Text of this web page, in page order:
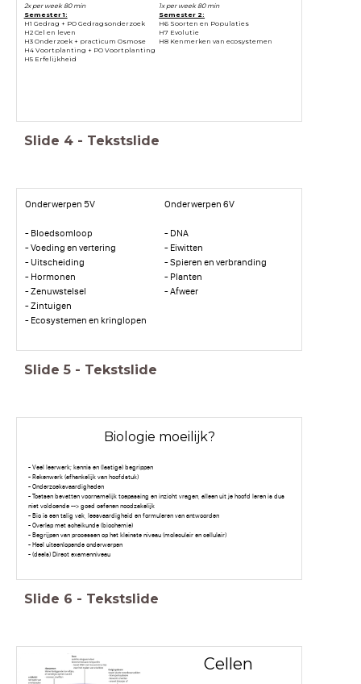
2x per week 80 min
Semester 1:
H1 Gedrag + PO Gedragsonderzoek
H2 Cel en leven
H3 Onderzoek + practicum Osmose
H4 Voortplanting + PO Voortplanting
H5 Erfelijkheid
1x per week 80 min
Semester 2:
H6 Soorten en Populaties
H7 Evolutie
H8 Kenmerken van ecosystemen
Slide 4 - Tekstslide
Onderwerpen 5V
- Bloedsomloop
- Voeding en vertering
- Uitscheiding
- Hormonen
- Zenuwstelsel
- Zintuigen
- Ecosystemen en kringlopen
Onderwerpen 6V
- DNA
- Eiwitten
- Spieren en verbranding
- Planten
- Afweer
Slide 5 - Tekstslide
Biologie moeilijk?
- Veel leerwerk; kennis en (lastige) begrippen
- Rekenwerk (afhankelijk van hoofdstuk)
- Onderzoeksvaardigheden
- Toetsen bevatten voornamelijk toepassing en inzicht vragen, alleen uit je hoofd leren is dus
niet voldoende --> goed oefenen noodzakelijk
- Bio is een talig vak, leesvaardigheid en formuleren van antwoorden
- Overlap met scheikunde (biochemie)
- Begrijpen van processen op het kleinste niveau (moleculair en cellulair)
- Heel uiteenlopende onderwerpen
- (deels) Direct examenniveau
Slide 6 - Tekstslide
Cellen